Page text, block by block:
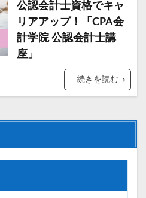
公認会計士資格でキャ
リアアップ！「CPA会
計学院 公認会計士講
座」
続きを読む